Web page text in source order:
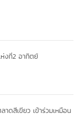
งที่2 อาทิตย์
าดสีเขียว เข้าร่วมเหมือน